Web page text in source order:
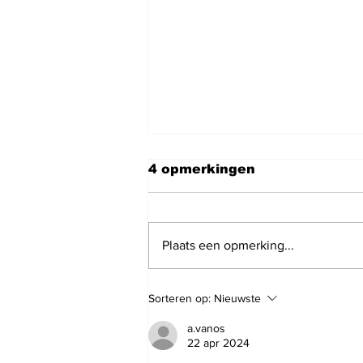
'Toffelemonië' - column
van Rob Fransman
4 opmerkingen
Plaats een opmerking...
Sorteren op: Nieuwste
a.vanos
22 apr 2024